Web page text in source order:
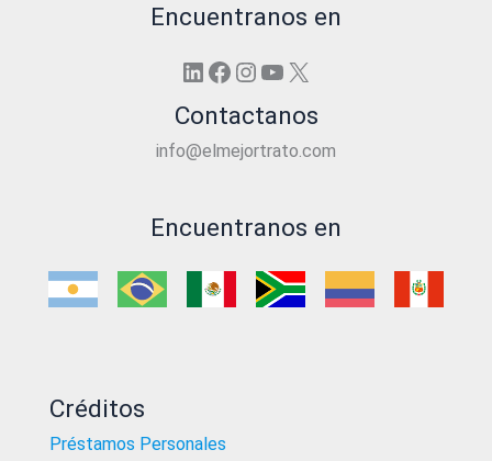
Encuentranos en
LinkedIn
Facebook
Instagram
YouTube
X
Contactanos
info@elmejortrato.com
Encuentranos en
Créditos
Préstamos Personales